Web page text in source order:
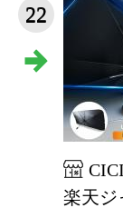
22
楽天ジ